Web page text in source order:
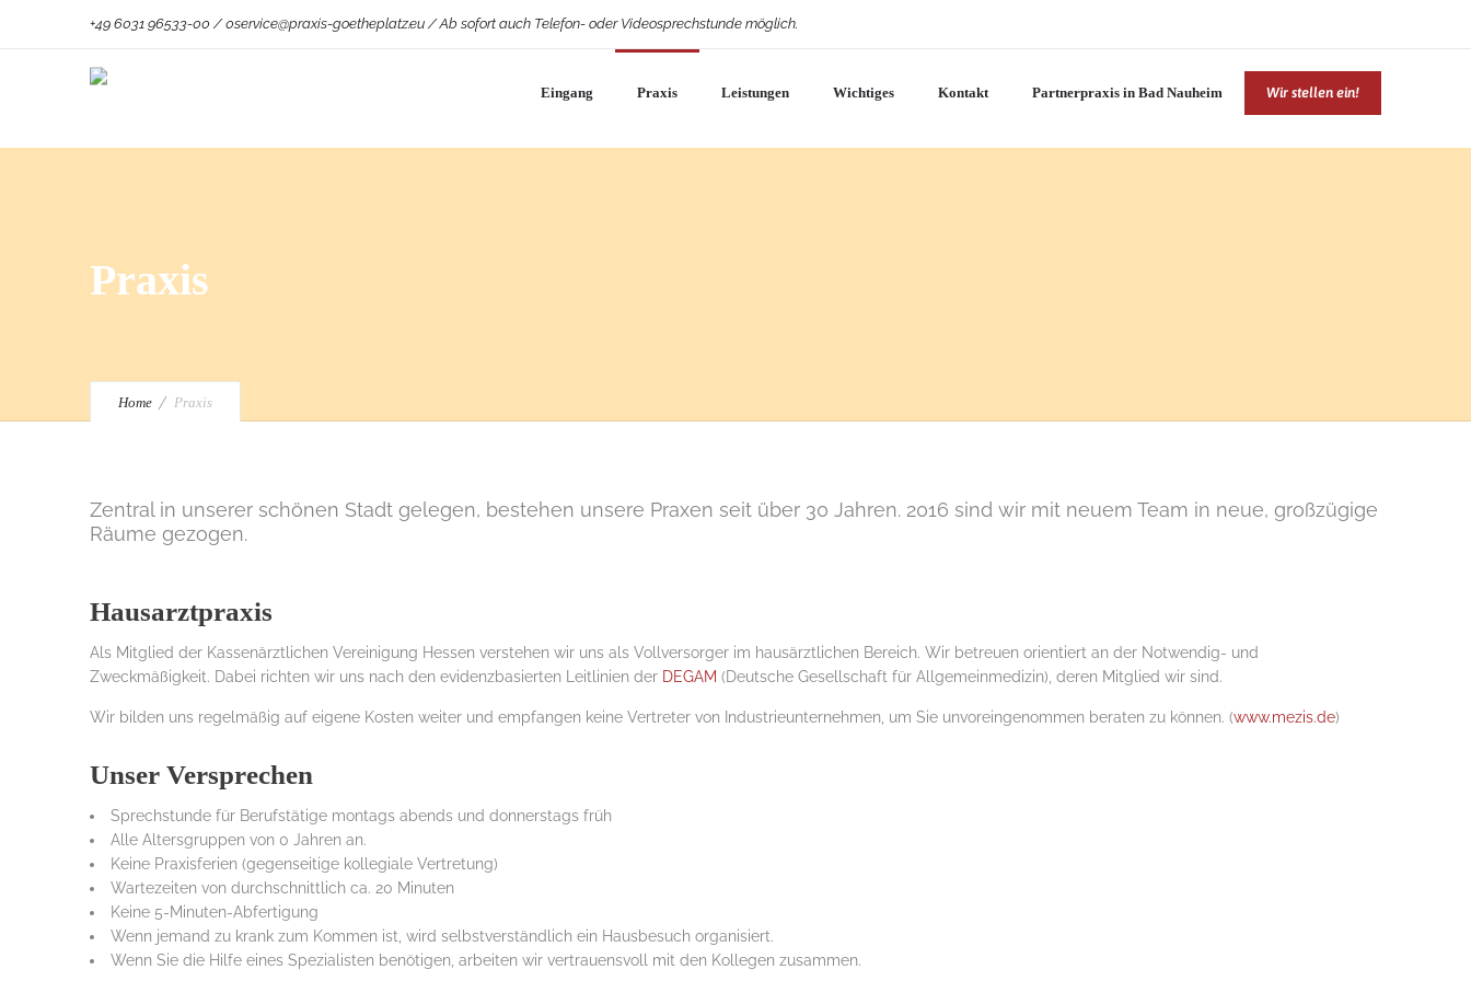
+49 6031 96533-00 / 0service@praxis-goetheplatz.eu / Ab sofort auch Telefon- oder Videosprechstunde möglich.
Eingang Praxis Leistungen Wichtiges Kontakt Partnerpraxis in Bad Nauheim Wir stellen ein!
Praxis
Home Praxis
Zentral in unserer schönen Stadt gelegen, bestehen unsere Praxen seit über 30 Jahren. 2016 sind wir mit neuem Team in neue, großzügige
Räume gezogen.
Hausarztpraxis
Als Mitglied der Kassenärztlichen Vereinigung Hessen verstehen wir uns als Vollversorger im hausärztlichen Bereich. Wir betreuen orientiert an der Notwendig- und
Zweckmäßigkeit. Dabei richten wir uns nach den evidenzbasierten Leitlinien der DEGAM (Deutsche Gesellschaft für Allgemeinmedizin), deren Mitglied wir sind.
Wir bilden uns regelmäßig auf eigene Kosten weiter und empfangen keine Vertreter von Industrieunternehmen, um Sie unvoreingenommen beraten zu können. (www.mezis.de)
Unser Versprechen
Sprechstunde für Berufstätige montags abends und donnerstags früh
Alle Altersgruppen von 0 Jahren an.
Keine Praxisferien (gegenseitige kollegiale Vertretung)
Wartezeiten von durchschnittlich ca. 20 Minuten
Keine 5-Minuten-Abfertigung
Wenn jemand zu krank zum Kommen ist, wird selbstverständlich ein Hausbesuch organisiert.
Wenn Sie die Hilfe eines Spezialisten benötigen, arbeiten wir vertrauensvoll mit den Kollegen zusammen.